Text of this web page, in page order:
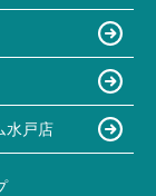
水戸店